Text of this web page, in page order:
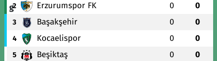
2 Erzurumspor FK 0 0
3 Başakşehir 0 0
4 Kocaelispor 0 0
5 Beşiktaş 0 0